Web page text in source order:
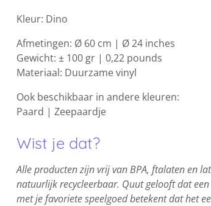
Kleur: Dino
Afmetingen: Ø 60 cm | Ø 24 inches
Gewicht: ± 100 gr | 0,22 pounds
Materiaal: Duurzame vinyl
Ook beschikbaar in andere kleuren:
Paard | Zeepaardje
Wist je dat?
Alle producten zijn vrij van BPA, ftalaten en
natuurlijk recycleerbaar. Quut gelooft dat
met je favoriete speelgoed betekent dat het